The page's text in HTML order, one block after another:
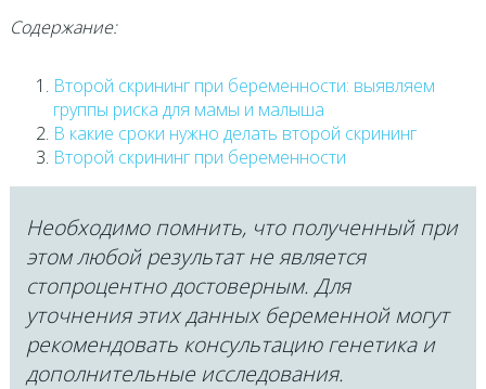
Содержание:
Второй скрининг при беременности: выявляем
группы риска для мамы и малыша
В какие сроки нужно делать второй скрининг
Второй скрининг при беременности
Необходимо помнить, что полученный при
этом любой результат не является
стопроцентно достоверным. Для
уточнения этих данных беременной могут
рекомендовать консультацию генетика и
дополнительные исследования.